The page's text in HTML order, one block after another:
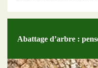
Abattage d’arbre :